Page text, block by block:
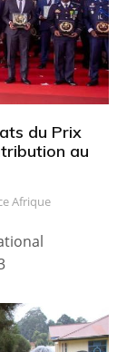
du Prix
au
Afrique